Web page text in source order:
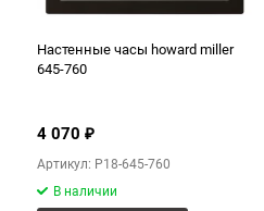
Настенные часы howard miller
645-760
4 070 ₽
Артикул: P18-645-760
В наличии